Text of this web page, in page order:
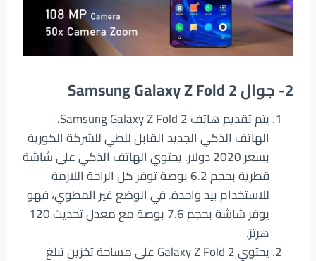
2- جوال Samsung Galaxy Z Fold 2
يتم تقديم هاتف Samsung Galaxy Z Fold 2،
الهاتف الذكي الجديد القابل للطي للشركة الكورية
بسعر 2020 دولار. يحتوي الهاتف الذكي على شاشة
قطرية بحجم 6.2 بوصة توفر كل الراحة اللازمة
للاستخدام بيد واحدة. في الوضع غير المطوي، فهو
يوفر شاشة بحجم 7.6 بوصة مع معدل تحديث 120
هرتز.
يحتوي Galaxy Z Fold 2 على مساحة تخزين تبلغ